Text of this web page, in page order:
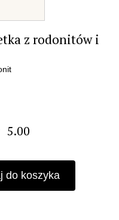
z rodonitów i
5.00
do koszyka